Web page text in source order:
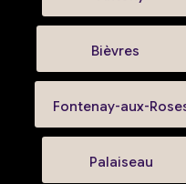
Bièvres
Fontenay-aux-
Palaiseau